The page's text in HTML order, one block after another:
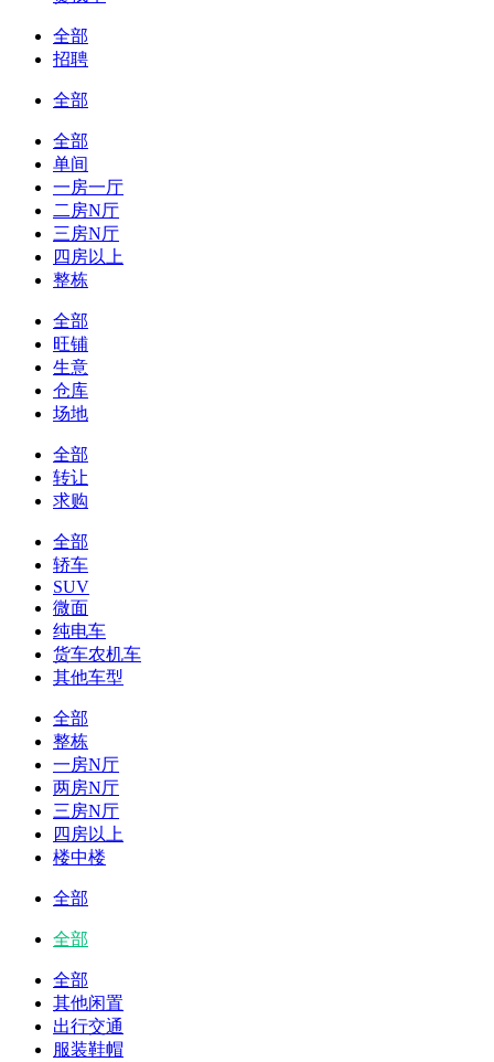
全部
招聘
全部
全部
单间
一房一厅
二房N厅
三房N厅
四房以上
整栋
全部
旺铺
生意
仓库
场地
全部
转让
求购
全部
轿车
SUV
微面
纯电车
货车农机车
其他车型
全部
整栋
一房N厅
两房N厅
三房N厅
四房以上
楼中楼
全部
全部
全部
其他闲置
出行交通
服装鞋帽